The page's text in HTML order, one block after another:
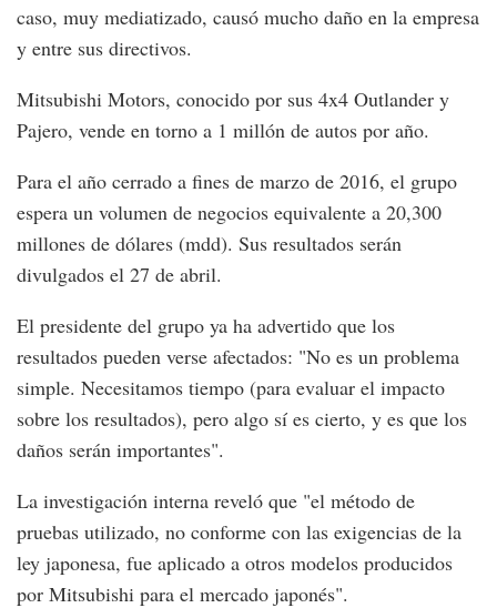
caso, muy mediatizado, causó mucho daño en la empresa
y entre sus directivos.
Mitsubishi Motors, conocido por sus 4x4 Outlander y
Pajero, vende en torno a 1 millón de autos por año.
Para el año cerrado a fines de marzo de 2016, el grupo
espera un volumen de negocios equivalente a 20,300
millones de dólares (mdd). Sus resultados serán
divulgados el 27 de abril.
El presidente del grupo ya ha advertido que los
resultados pueden verse afectados: "No es un problema
simple. Necesitamos tiempo (para evaluar el impacto
sobre los resultados), pero algo sí es cierto, y es que los
daños serán importantes".
La investigación interna reveló que "el método de
pruebas utilizado, no conforme con las exigencias de la
ley japonesa, fue aplicado a otros modelos producidos
por Mitsubishi para el mercado japonés".